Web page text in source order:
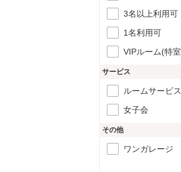
3名以上利用可
1名利用可
VIPルーム(特
サービス
ルームサービス
女子会
その他
ワンガレージ